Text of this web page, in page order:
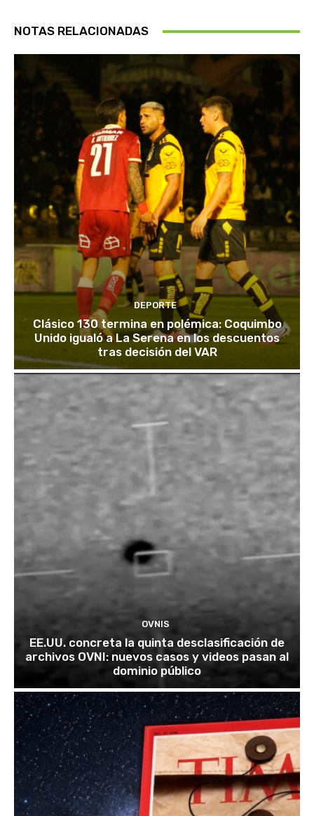
NOTAS RELACIONADAS
DEPORTE
Clásico 130 termina en polémica: Coquimbo
Unido igualó a La Serena en los descuentos
tras decisión del VAR
OVNIS
EE.UU. concreta la quinta desclasificación de
archivos OVNI: nuevos casos y videos pasan al
dominio público